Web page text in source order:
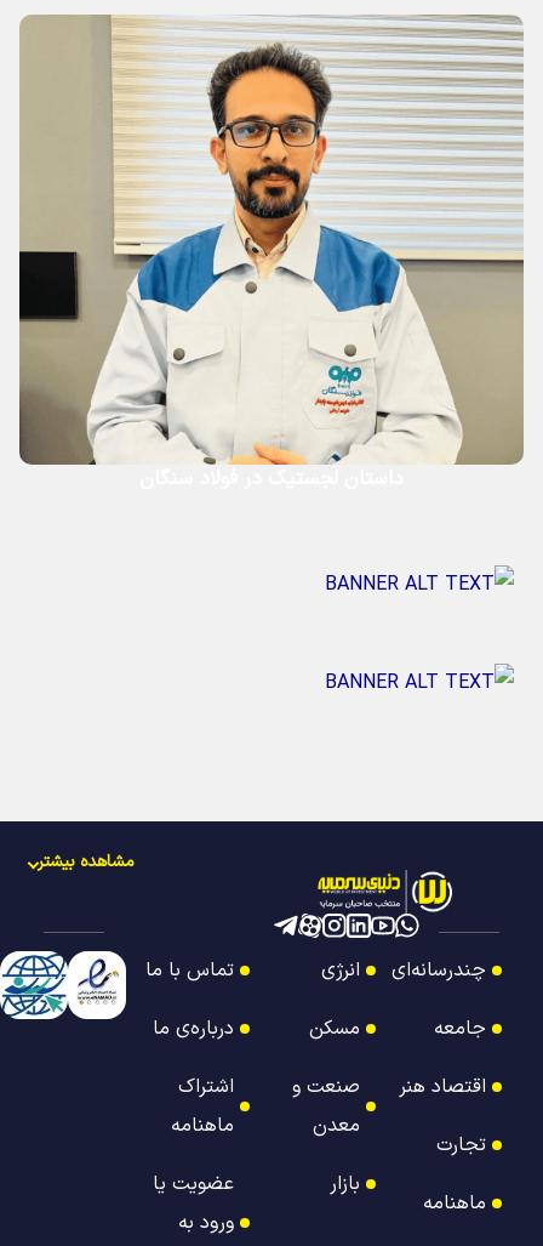
مشاهده بیشتر
چندرسانه‌ای
جامعه
اقتصاد هنر
تجارت
ماهنامه
انرژی
مسکن
صنعت و
معدن
بازار
تماس با ما
درباره‌ی ما
اشتراک
ماهنامه
عضویت یا
ورود به